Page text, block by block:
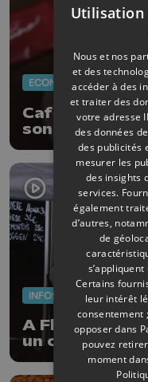
ECONOMIE
Café : la
son voisin
INFOS
A Fléron, la
un café
Utilisation
Nous et nos
et des
accéder à des
et traiter des
votre adresse
des données
des publicités
mesurer les
des insights
services.
également
d’autres,
de
Certains
leur intérêt
consentement
opposer dans
pouvez
moment